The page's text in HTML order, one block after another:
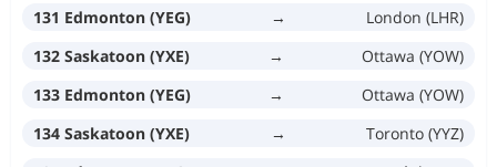
131 Edmonton (YEG)
→
London (LHR)
132 Saskatoon (YXE)
→
Ottawa (YOW)
133 Edmonton (YEG)
→
Ottawa (YOW)
134 Saskatoon (YXE)
→
Toronto (YYZ)